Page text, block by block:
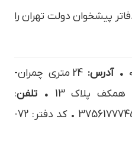
پیشخوان دولت تهران را
• آدرس:
24 متري چمران-
همكف پلاک 13
• تلفن:
2156333632 • (کدپستی: 3756177745 • کد دفتر: 72-